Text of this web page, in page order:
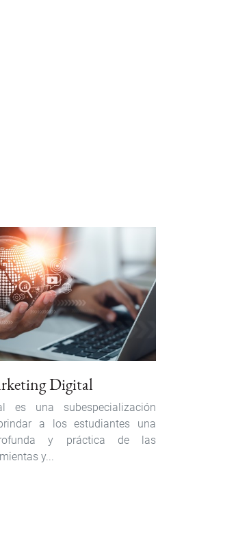
Digital
es una subespecialización
a los estudiantes una
y práctica de las
y...